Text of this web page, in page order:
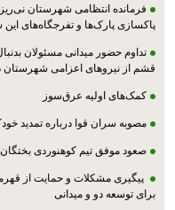
فرمانده انتظامی شهرستان
پاکسازی پارک‌ها و تفرجگاه‌های
تداوم حضور میدانی مسئولان
قشم از نیروهای اعزامی شهرستان
کمک‌های اولیه عرق‌سوز
مصوبه سران قوا درباره تمدید
صعود موفق تیم کوهنوردی بختگان نی‌ریز به قله
پیگیری مشکلات و حمایت از
برای توسعه دو و میدانی